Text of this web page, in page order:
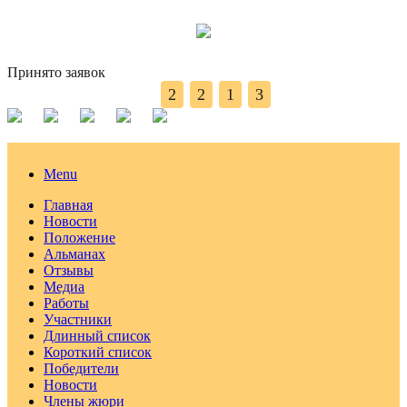
Принято заявок
2 2 1 3
Menu
Главная
Новости
Положение
Альманах
Отзывы
Медиа
Работы
Участники
Длинный список
Короткий список
Победители
Новости
Члены жюри